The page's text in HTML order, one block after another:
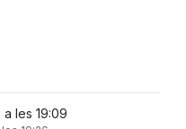
les 19:09